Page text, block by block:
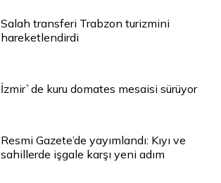
Salah transferi Trabzon turizmini
hareketlendirdi
İzmir`de kuru domates mesaisi sürüyor
Resmi Gazete’de yayımlandı: Kıyı ve
sahillerde işgale karşı yeni adım